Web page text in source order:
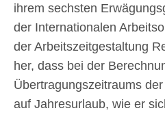
ihrem sechsten
der Internationalen
der Arbeitszeitgestaltung
her, dass bei der
Übertragungszeitraums
auf Jahresurlaub, wie er